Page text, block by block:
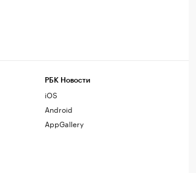
РБК Новости
iOS
Android
AppGallery